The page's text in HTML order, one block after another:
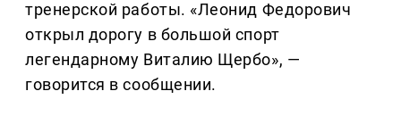
тренерской работы. «Леонид Федорович
открыл дорогу в большой спорт
легендарному Виталию Щербо», —
говорится в сообщении.